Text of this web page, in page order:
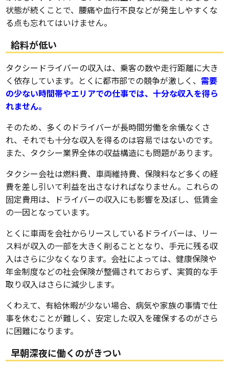
状態が続くことで、腰痛や血行不良などが発生しやすくな
る点も忘れてはいけません。
給料が低い
タクシードライバーの収入は、乗客の数や走行距離に大き
く依存しています。とくに都市部での競争が激しく、需要
の少ない時間帯やエリアでの仕事では、十分な収入を得ら
れません。
そのため、多くのドライバーが長時間労働を余儀なくさ
れ、それでも十分な収入を得るのは容易ではないのです。
また、タクシー業界全体の収益構造にも問題があります。
タクシー会社は燃料費、車両維持費、保険料など多くの経
費を差し引いて利益を出さなければなりません。これらの
固定費用は、ドライバーの収入にも影響を及ぼし、低賃金
の一因となっています。
とくに車両を会社からリースしているドライバーは、リー
ス料が収入の一部を大きく削ることとなり、手元に残る収
入はさらに少なくなります。会社によっては、健康保険や
年金制度などの社会保険が整備されておらず、実質的な手
取り収入はさらに減少します。
くわえて、有給休暇が少ない場合、病気や家族の事情で仕
事を休むことが難しく、安定した収入を確保するのがさら
に困難になります。
早朝深夜に働くのがきつい